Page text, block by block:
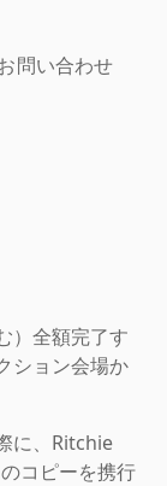
問い合わせ
）全額完了す
ション会場か
に、Ritchie
コピーを携行